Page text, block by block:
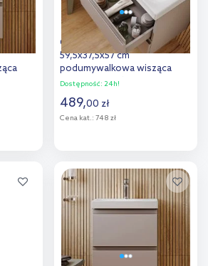
Cersanit Moduo szafka
59,5x37,5x57 cm
podumywalkowa wisząca
kaszmir S590-106-DSM
Dostępność: 24h!
489,00 zł
Cena kat.: 748 zł
Dodaj do
porównania